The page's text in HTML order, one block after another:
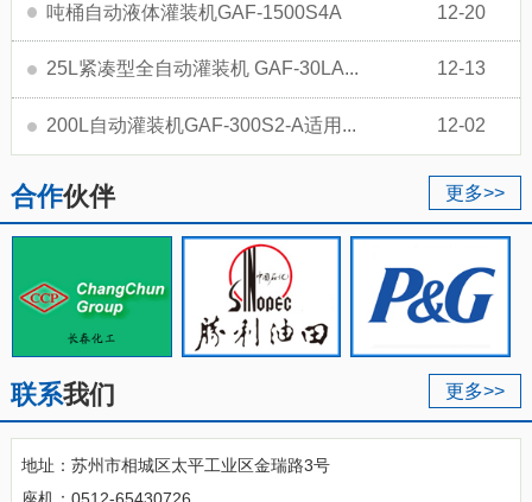
12-20
吨桶自动液体灌装机GAF-1500S4A
12-13
25L紧凑型全自动灌装机 GAF-30LA...
12-02
200L自动灌装机GAF-300S2-A适用...
更多>>
合作伙伴
更多>>
联系我们
地址：苏州市相城区太平工业区金瑞路3号